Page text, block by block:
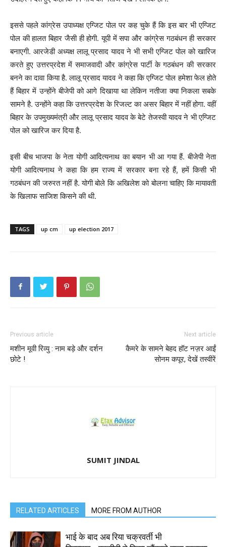
इससे पहले कांग्रेस उपाध्यक्ष एग्जिट पोल पर कह चुके हैं कि इस बार भी एग्जिट
पोल की हालत बिहार जैसी ही होगी. यूपी में सपा और कांग्रेस गठबंधन ही सरकार
बनाएगी. आरजेडी अध्यक्ष लालू प्रसाद यादव ने भी सभी एग्जिट पोल को खारिज
करते हुए उत्तरप्रदेश में समाजवादी और कांग्रेस पार्टी के गठबंधन की सरकार
बनने का दावा किया है. लालू प्रसाद यादव ने कहा कि एग्जिट पोल हमेशा फेल होते
हैं बिहार में उन्होंने बीजेपी को आगे दिखाया था लेकिन नतीजा क्या निकला सबके
सामने है. उन्होंने कहा कि उत्तरप्रदेश के रिजल्ट का असर बिहार में नहीं होगा. वहीं
बिहार के उपमुख्यमंत्री और लालू प्रसाद यादव के बेटे तेजस्वी यादव ने भी एग्जिट
पोल को खारिज कर दिया है.
इसी बीच भाजपा के नेता योगी आदित्यनाथ का बयान भी आ गया हैं. बीजेपी नेता
योगी आदित्यनाथ ने कहा कि हम राज्य में सरकार बना रहे हैं, हमें किसी भी
गठबंधन की जरुरत नहीं है. योगी बोले कि अखिलेश को बोलना चाहिए कि मायावती
के खिलाफ साजिश किसने की थी.
TAGS up cm up election 2017
Previous article
मशीन मूवी रिव्यु : नाम बड़े और दर्शन
छोटे !
Next article
कैमरे के सामने बेहद हॉट नज़र आईं
सोनम कपूर, देखें तस्वीरें
SUMIT JINDAL
RELATED ARTICLES MORE FROM AUTHOR
भाई के बाद अब रिया चक्रवर्ती भी